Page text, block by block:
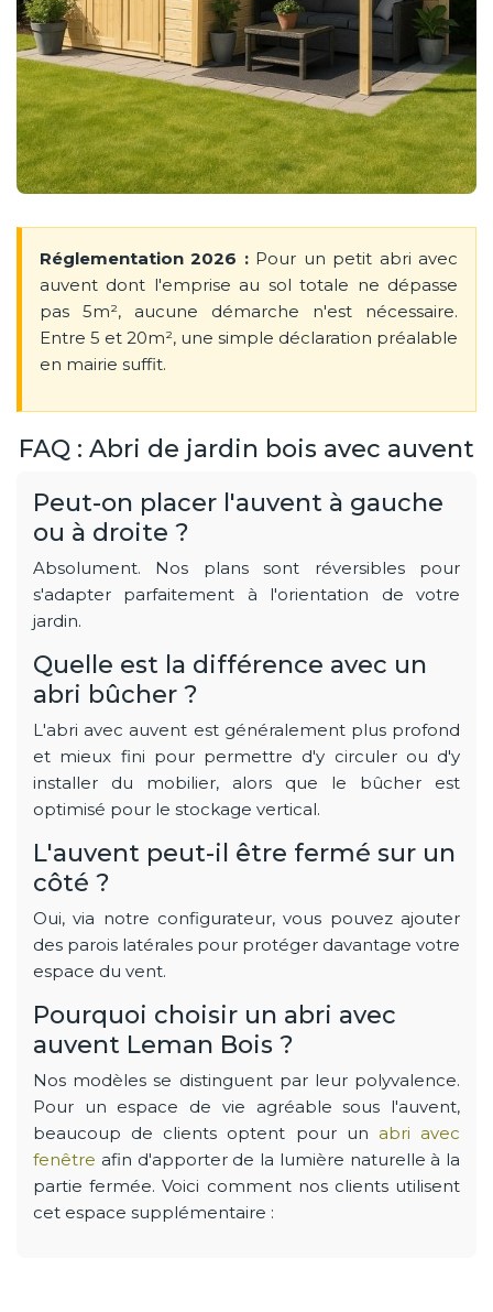
Réglementation 2026 :Pour un petit abri avec
auvent dont l'emprise au sol totale ne dépasse
pas 5m², aucune démarche n'est nécessaire.
Entre 5 et 20m², une simple déclaration préalable
en mairie suffit.
FAQ : Abri de jardin bois avec auvent
Peut-on placer l'auvent à gauche
ou à droite ?
Absolument. Nos plans sont réversibles pour
s'adapter parfaitement à l'orientation de votre
jardin.
Quelle est la différence avec un
abri bûcher ?
L'abri avec auvent est généralement plus profond
et mieux fini pour permettre d'y circuler ou d'y
installer du mobilier, alors que le bûcher est
optimisé pour le stockage vertical.
L'auvent peut-il être fermé sur un
côté ?
Oui, via notre configurateur, vous pouvez ajouter
des parois latérales pour protéger davantage votre
espace du vent.
Pourquoi choisir un abri avec
auvent Leman Bois ?
Nos modèles se distinguent par leur polyvalence.
Pour un espace de vie agréable sous l'auvent,
beaucoup de clients optent pour un abri avec
fenêtre afin d'apporter de la lumière naturelle à la
partie fermée. Voici comment nos clients utilisent
cet espace supplémentaire :